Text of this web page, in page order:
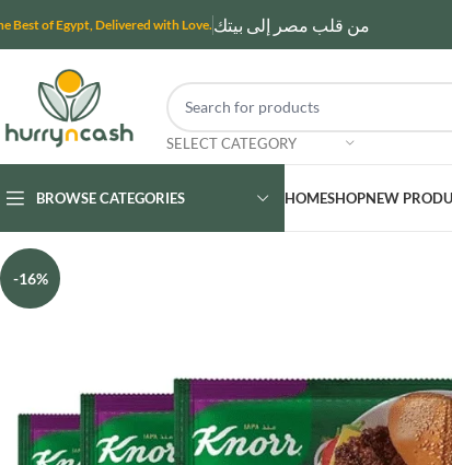
Best of Egypt, Delivered with Love. من قلب مصر إلى بيتك
SELECT CATEGORY
BROWSE CATEGORIES HOMESHOPNEW
-16%